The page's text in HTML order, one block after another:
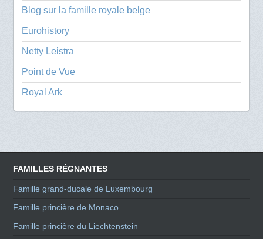
Blog sur la famille royale belge
Eurohistory
Netty Leistra
Point de Vue
Royal Ark
FAMILLES RÉGNANTES
Famille grand-ducale de Luxembourg
Famille princière de Monaco
Famille princière du Liechtenstein